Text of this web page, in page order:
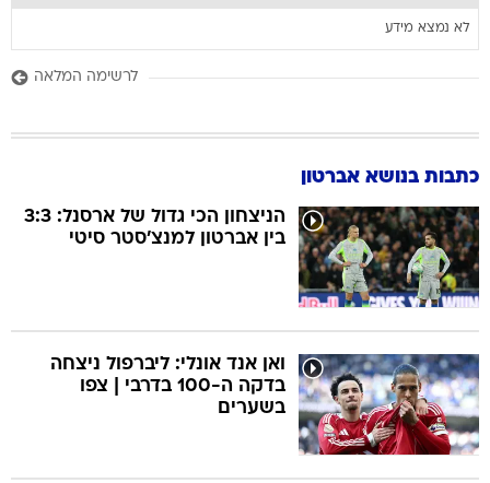
לא נמצא מידע
לרשימה המלאה
כתבות בנושא אברטון
הניצחון הכי גדול של ארסנל: 3:3
בין אברטון למנצ'סטר סיטי
ואן אנד אונלי: ליברפול ניצחה
בדקה ה-100 בדרבי | צפו
בשערים